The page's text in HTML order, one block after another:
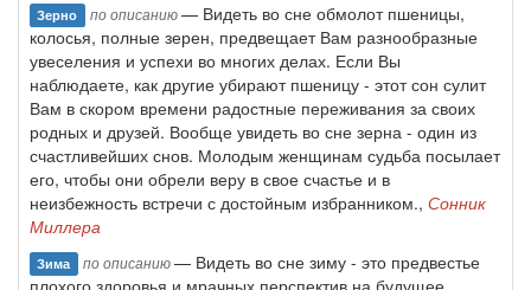
Зерно по описанию— Видеть во сне обмолот пшеницы,
колосья, полные зерен, предвещает Вам разнообразные
увеселения и успехи во многих делах. Если Вы
наблюдаете, как другие убирают пшеницу - этот сон сулит
Вам в скором времени радостные переживания за своих
родных и друзей. Вообще увидеть во сне зерна - один из
счастливейших снов. Молодым женщинам судьба посылает
его, чтобы они обрели веру в свое счастье и в
неизбежность встречи с достойным избранником., Сонник
Миллера
Зима по описанию— Видеть во сне зиму - это предвестье
плохого здоровья и мрачных перспектив на будущее,